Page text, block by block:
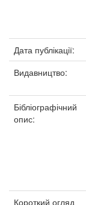
Дата публікації:
Видавництво:
Бібліографічний
опис:
Короткий огляд